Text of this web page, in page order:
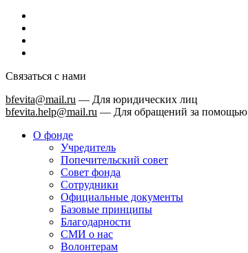
Связаться с нами
bfevita@mail.ru — Для юридических лиц
bfevita.help@mail.ru — Для обращений за помощью
О фонде
Учредитель
Попечительский совет
Совет фонда
Сотрудники
Официальные документы
Базовые принципы
Благодарности
СМИ о нас
Волонтерам